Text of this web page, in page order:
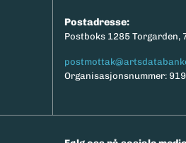
Postadresse:
Postboks 1285 Torgarden,
Organisasjonsnummer: